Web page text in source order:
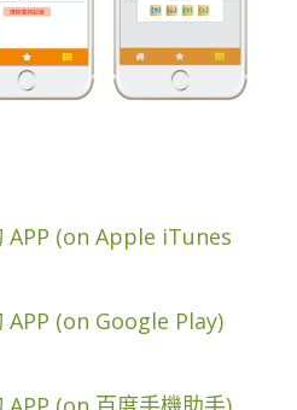
APP (on Apple iTunes
APP (on Google Play)